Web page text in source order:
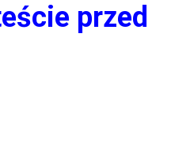
przed